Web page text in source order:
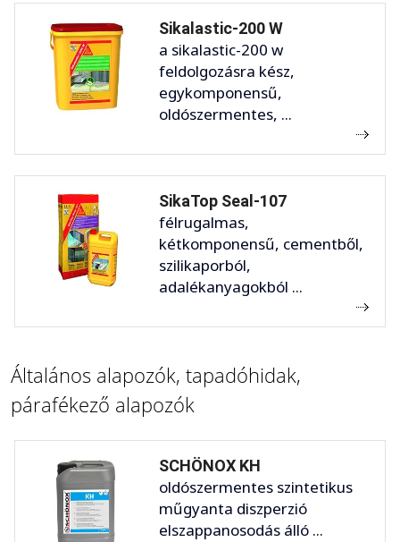
Sikalastic-200 W
a sikalastic-200 w
feldolgozásra kész,
egykomponensű,
oldószermentes, ...
SikaTop Seal-107
félrugalmas,
kétkomponensű, cementből,
szilikaporból,
adalékanyagokból ...
Általános alapozók, tapadóhidak,
párafékező alapozók
SCHÖNOX KH
oldószermentes szintetikus
műgyanta diszperzió
elszappanosodás álló ...